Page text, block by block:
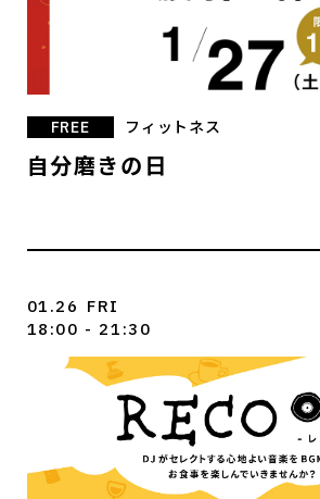
FREE フィットネス
自分磨きの日
01.26 FRI
18:00 - 21:30